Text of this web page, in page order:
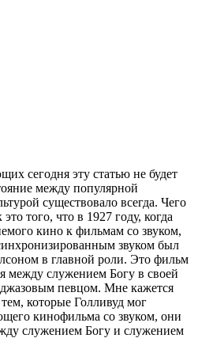
сегодня эту статью не будет
между популярной
существовало всегда. Чего
того, что в 1927 году, когда
кино к фильмам со звуком,
звуком был
в главной роли. Это фильм
между служением Богу в своей
джазовым певцом. Мне кажется
которые Голливуд мог
кинофильма со звуком, они
служением Богу и служением